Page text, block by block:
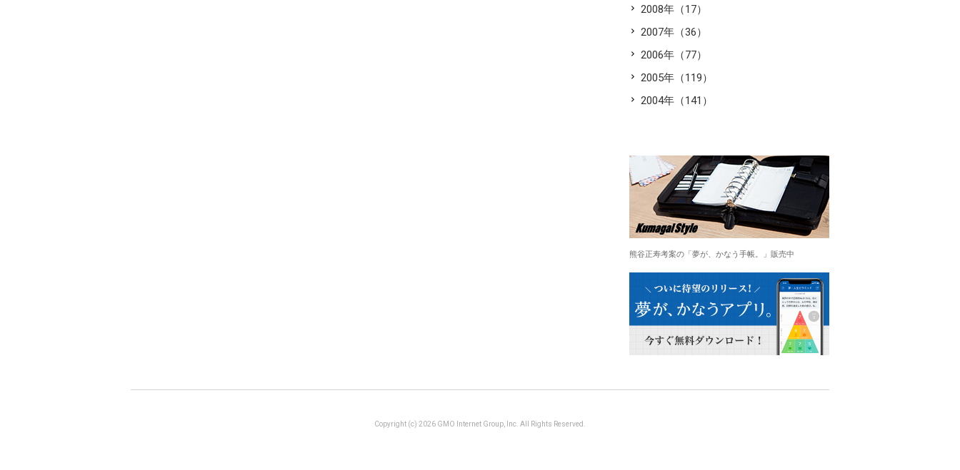
2008年（17）
2007年（36）
2006年（77）
2005年（119）
2004年（141）
熊谷正寿考案の「夢が、かなう手帳。」販売中
Copyright (c) 2026 GMO Internet Group, Inc. All Rights Reserved.